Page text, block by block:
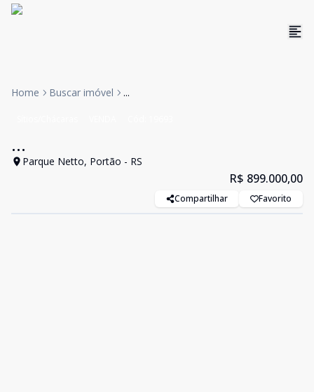
Home Buscar imóvel ...
...
Parque Netto, Portão - RS
R$ 899.000,00
Compartilhar Favorito